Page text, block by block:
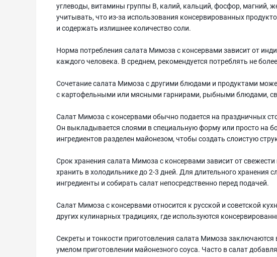
углеводы, витамины группы В, калий, кальций, фосфор, магний,
учитывать, что из-за использования консервированных
и содержать излишнее количество соли.
Норма потребления салата Мимоза с консервами зависит от
каждого человека. В среднем, рекомендуется потреблять не
Сочетание салата Мимоза с другими блюдами и продуктами
с картофельными или мясными гарнирами, рыбными блюдами,
Салат Мимоза с консервами обычно подается на праздничных
Он выкладывается слоями в специальную форму или просто на
ингредиентов разделен майонезом, чтобы создать слоистую
Срок хранения салата Мимоза с консервами зависит от
хранить в холодильнике до 2-3 дней. Для длительного хранения
ингредиенты и собирать салат непосредственно перед подачей.
Салат Мимоза с консервами относится к русской и советской
других кулинарных традициях, где используются
Секреты и тонкости приготовления салата Мимоза заключаются
умелом приготовлении майонезного соуса. Часто в салат